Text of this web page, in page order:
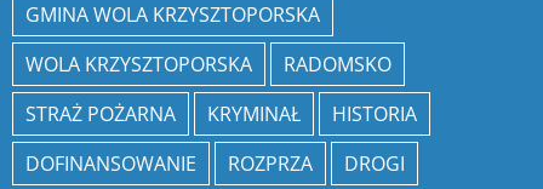
GMINA WOLA KRZYSZTOPORSKA
WOLA KRZYSZTOPORSKA
RADOMSKO
STRAŻ POŻARNA
KRYMINAŁ
HISTORIA
DOFINANSOWANIE
ROZPRZA DROGI